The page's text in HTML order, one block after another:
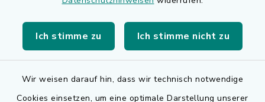
Ich stimme zu Ich stimme nicht zu
Wir weisen darauf hin, dass wir technisch notwendige
Cookies einsetzen, um eine optimale Darstellung unserer
Landkreis Erlangen-Höchstadt